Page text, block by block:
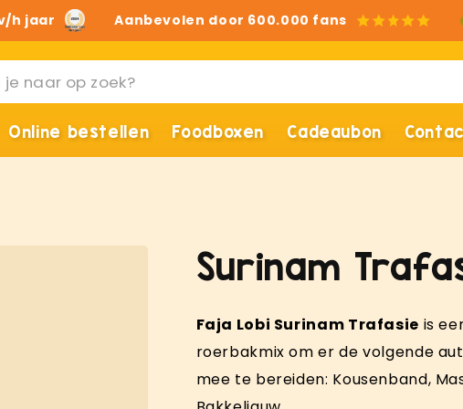
h jaar Aanbevolen door 600.000 fans
Online bestellen Foodboxen Cadeaubon
Surinam
Faja Lobi Surinam Trafasie is
roerbakmix om er de volgende
mee te bereiden: Kousenband,